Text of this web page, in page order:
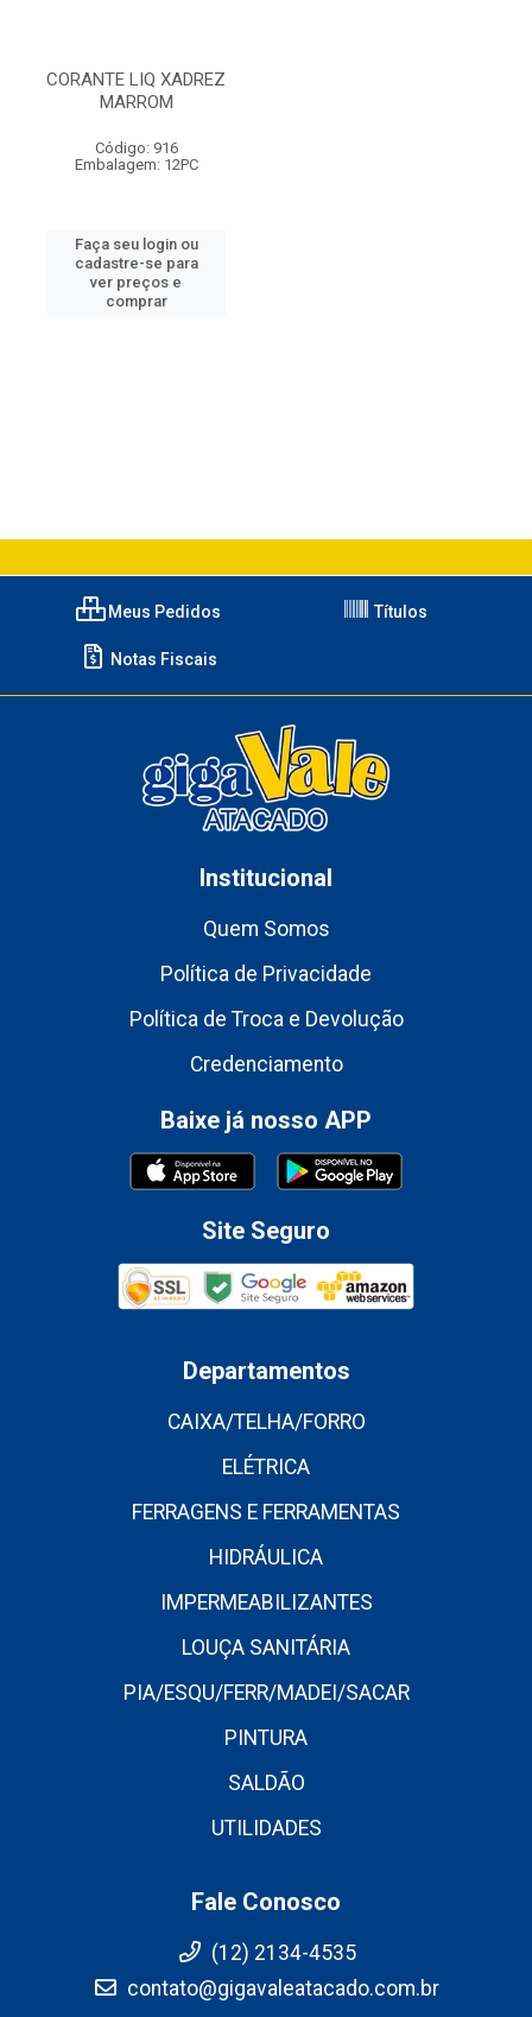
CORANTE LIQ XADREZ
MARROM
Código: 916
Embalagem: 12PC
Faça seu login ou
cadastre-se para
ver preços e
comprar
Meus Pedidos Títulos
Notas Fiscais
Institucional
Quem Somos
Política de Privacidade
Política de Troca e Devolução
Credenciamento
Baixe já nosso APP
Site Seguro
Departamentos
CAIXA/TELHA/FORRO
ELÉTRICA
FERRAGENS E FERRAMENTAS
HIDRÁULICA
IMPERMEABILIZANTES
LOUÇA SANITÁRIA
PIA/ESQU/FERR/MADEI/SACAR
PINTURA
SALDÃO
UTILIDADES
Fale Conosco
(12) 2134-4535
contato@gigavaleatacado.com.br